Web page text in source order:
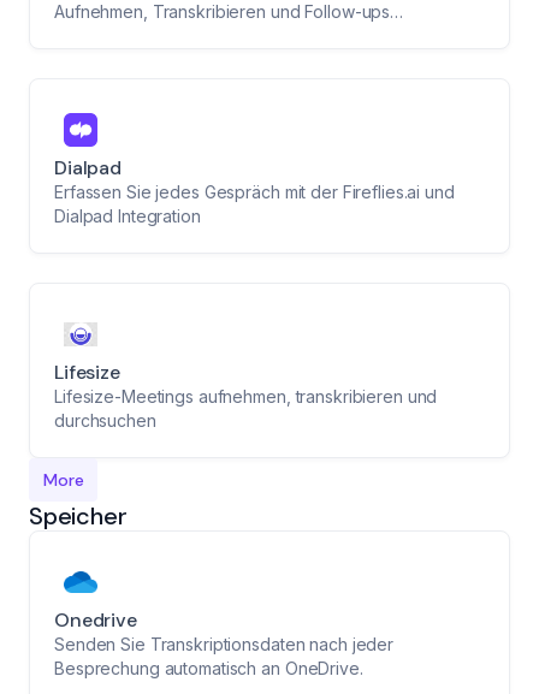
Aufnehmen, Transkribieren und Follow-ups
Dialpad
Erfassen Sie jedes Gespräch mit der Fireflies.ai und
Dialpad Integration
Lifesize
Lifesize-Meetings aufnehmen, transkribieren und
durchsuchen
More
Speicher
Onedrive
Senden Sie Transkriptionsdaten nach jeder
Besprechung automatisch an OneDrive.